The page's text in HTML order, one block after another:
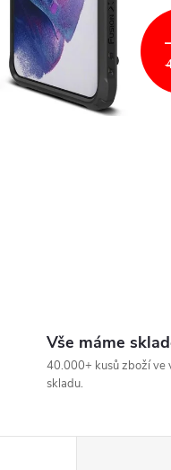
Vše máme
40.000+ kusů zboží ve
skladu.